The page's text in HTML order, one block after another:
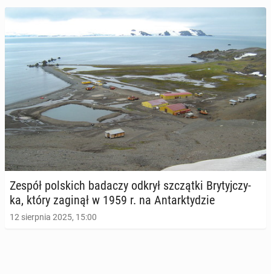
Zespół pol­skich badaczy odkrył szcząt­ki Bry­tyj­czy­
ka, który zaginął w 1959 r. na An­tark­ty­dzie
12 sierpnia 2025, 15:00